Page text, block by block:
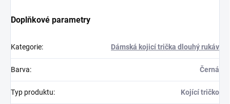
Doplňkové parametry
Kategorie: Dámská kojicí trička dlouhý rukáv
Barva: Černá
Typ produktu: Kojící tričko